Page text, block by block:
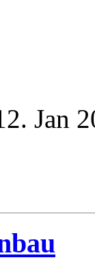
Jan